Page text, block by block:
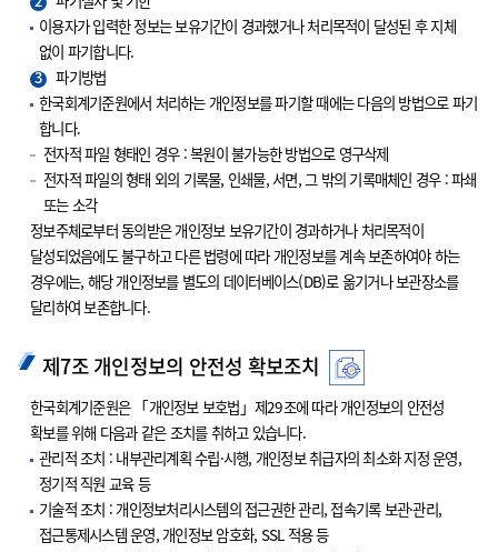
이용자가 입력한 정보는 보유기간이 경과했거나 처리목적이 달성된 후 지체
없이 파기합니다.
3
파기방법
한국회계기준원에서 처리하는 개인정보를 파기할 때에는 다음의 방법으로 파기
합니다.
전자적 파일 형태인 경우 : 복원이 불가능한 방법으로 영구삭제
전자적 파일의 형태 외의 기록물, 인쇄물, 서면, 그 밖의 기록매체인 경우 : 파쇄
또는 소각
정보주체로부터 동의받은 개인정보 보유기간이 경과하거나 처리목적이
달성되었음에도 불구하고 다른 법령에 따라 개인정보를 계속 보존하여야 하는
경우에는, 해당 개인정보를 별도의 데이터베이스(DB)로 옮기거나 보관장소를
달리하여 보존합니다.
제7조 개인정보의 안전성 확보조치
한국회계기준원은 「개인정보 보호법」제29조에 따라 개인정보의 안전성
확보를 위해 다음과 같은 조치를 취하고 있습니다.
관리적 조치 : 내부관리계획 수립·시행, 개인정보 취급자의 최소화 지정 운영,
정기적 직원 교육 등
기술적 조치 : 개인정보처리시스템의 접근권한 관리, 접속기록 보관·관리,
접근통제시스템 운영, 개인정보 암호화, SSL 적용 등